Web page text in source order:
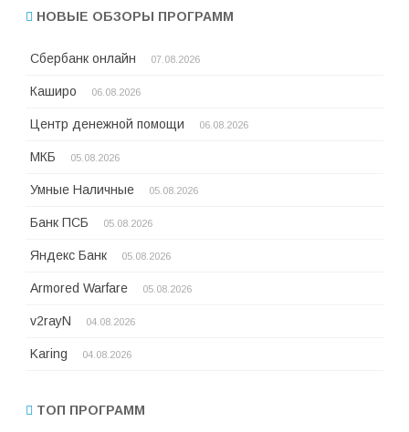
НОВЫЕ ОБЗОРЫ ПРОГРАММ
Сбербанк онлайн 07.08.2026
Каширо 06.08.2026
Центр денежной помощи 06.08.2026
МКБ 05.08.2026
Умные Наличные 05.08.2026
Банк ПСБ 05.08.2026
Яндекс Банк 05.08.2026
Armored Warfare 05.08.2026
v2rayN 04.08.2026
Karing 04.08.2026
ТОП ПРОГРАММ